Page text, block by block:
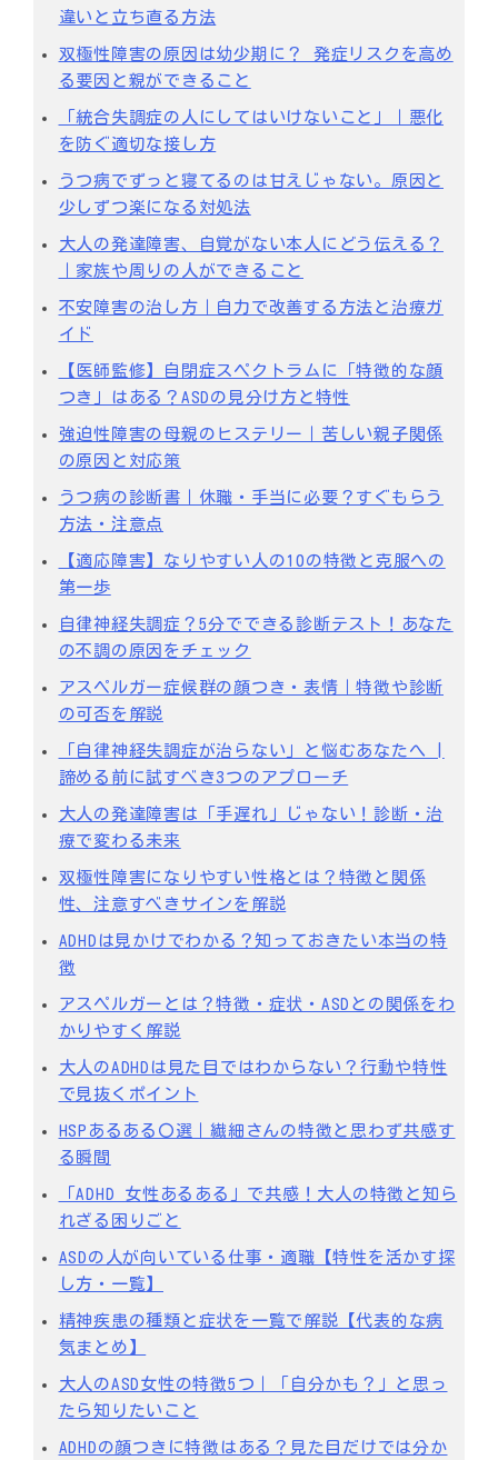
違いと立ち直る方法
双極性障害の原因は幼少期に？ 発症リスクを高め
る要因と親ができること
「統合失調症の人にしてはいけないこと」｜悪化
を防ぐ適切な接し方
うつ病でずっと寝てるのは甘えじゃない。原因と
少しずつ楽になる対処法
大人の発達障害、自覚がない本人にどう伝える？
｜家族や周りの人ができること
不安障害の治し方｜自力で改善する方法と治療ガ
イド
【医師監修】自閉症スペクトラムに「特徴的な顔
つき」はある？ASDの見分け方と特性
強迫性障害の母親のヒステリー｜苦しい親子関係
の原因と対応策
うつ病の診断書｜休職・手当に必要？すぐもらう
方法・注意点
【適応障害】なりやすい人の10の特徴と克服への
第一歩
自律神経失調症？5分でできる診断テスト！あなた
の不調の原因をチェック
アスペルガー症候群の顔つき・表情｜特徴や診断
の可否を解説
「自律神経失調症が治らない」と悩むあなたへ |
諦める前に試すべき3つのアプローチ
大人の発達障害は「手遅れ」じゃない！診断・治
療で変わる未来
双極性障害になりやすい性格とは？特徴と関係
性、注意すべきサインを解説
ADHDは見かけでわかる？知っておきたい本当の特
徴
アスペルガーとは？特徴・症状・ASDとの関係をわ
かりやすく解説
大人のADHDは見た目ではわからない？行動や特性
で見抜くポイント
HSPあるある〇選｜繊細さんの特徴と思わず共感す
る瞬間
「ADHD 女性あるある」で共感！大人の特徴と知ら
れざる困りごと
ASDの人が向いている仕事・適職【特性を活かす探
し方・一覧】
精神疾患の種類と症状を一覧で解説【代表的な病
気まとめ】
大人のASD女性の特徴5つ｜「自分かも？」と思っ
たら知りたいこと
ADHDの顔つきに特徴はある？見た目だけでは分か